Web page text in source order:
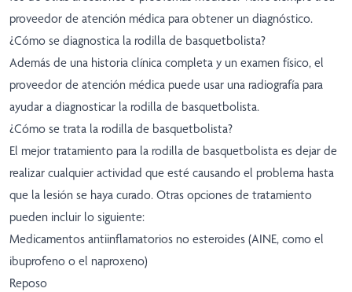
proveedor de atención médica para obtener un diagnóstico.
¿Cómo se diagnostica la rodilla de basquetbolista?
Además de una historia clínica completa y un examen físico, el
proveedor de atención médica puede usar una radiografía para
ayudar a diagnosticar la rodilla de basquetbolista.
¿Cómo se trata la rodilla de basquetbolista?
El mejor tratamiento para la rodilla de basquetbolista es dejar de
realizar cualquier actividad que esté causando el problema hasta
que la lesión se haya curado. Otras opciones de tratamiento
pueden incluir lo siguiente:
Medicamentos antiinflamatorios no esteroides (AINE, como el
ibuprofeno o el naproxeno)
Reposo